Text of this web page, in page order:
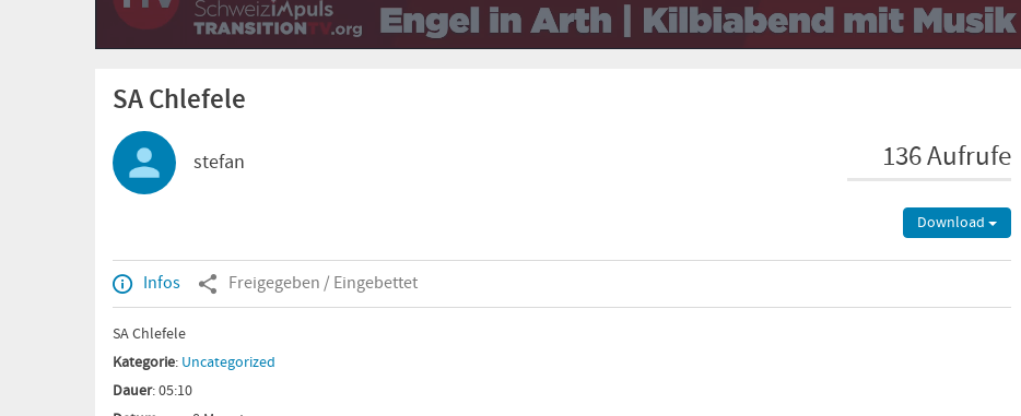
SA Chlefele
stefan 136 Aufrufe
Download
Infos Freigegeben / Eingebettet
SA Chlefele
Kategorie: Uncategorized
Dauer: 05:10